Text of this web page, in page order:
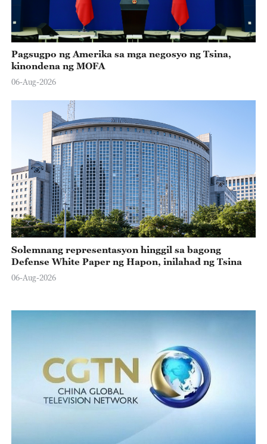
Pagsugpo ng Amerika sa mga negosyo ng Tsina,
kinondena ng MOFA
06-Aug-2026
Solemnang representasyon hinggil sa bagong
Defense White Paper ng Hapon, inilahad ng Tsina
06-Aug-2026